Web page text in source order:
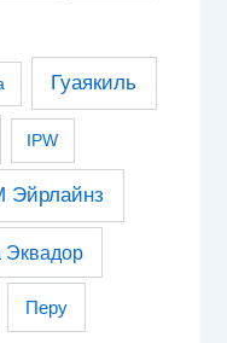
Гуаякиль
IPW
Эйрлайнз
Эквадор
Перу